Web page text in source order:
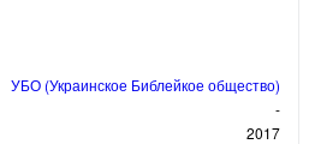
УБО (Украинское Библейкое общество)
-
2017